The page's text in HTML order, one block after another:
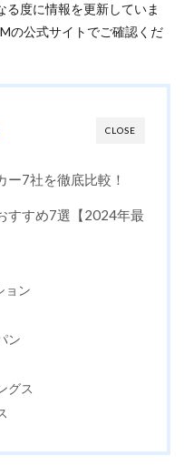
る度に情報を更新していま
の公式サイトでご確認くだ
CLOSE
ー7社を徹底比較！
すすめ7選【2024年最
ョン
ン
グス